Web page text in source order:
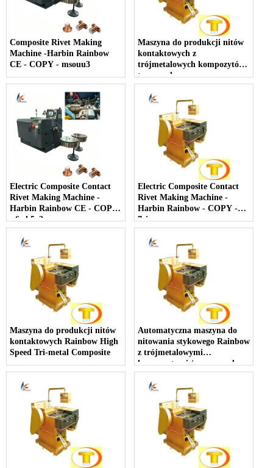
Composite Rivet Making
Machine -Harbin Rainbow
CE - COPY - msouu3
Maszyna do produkcji nitów
kontaktowych z
trójmetalowych kompozytów
tęczowych
Electric Composite Contact
Rivet Making Machine -
Harbin Rainbow CE - COPY
- 6wh5o3
Electric Composite Contact
Rivet Making Machine -
Harbin Rainbow - COPY -
7eiarm
Maszyna do produkcji nitów
kontaktowych Rainbow High
Speed ​​Tri-metal Composite
Automatyczna maszyna do
nitowania stykowego Rainbow
z trójmetalowymi
kompozytami / maszyna do
spęczania na zimno